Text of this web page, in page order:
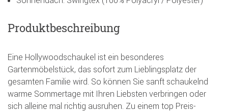
Produktbeschreibung
Eine Hollywoodschaukel ist ein besonderes
Gartenmöbelstück, das sofort zum Lieblingsplatz der
gesamten Familie wird. So können Sie sanft schaukelnd
warme Sommertage mit Ihren Liebsten verbringen oder
sich alleine mal richtig ausruhen. Zu einem top Preis-